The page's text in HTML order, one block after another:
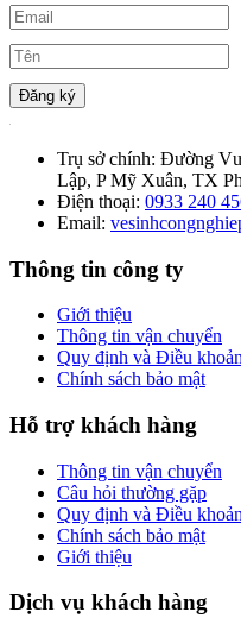
Đăng ký
Trụ sở chính: Đường
Lập, P Mỹ Xuân, TX
Điện thoại: 0933 240
Email:
Thông tin công ty
Giới thiệu
Thông tin vận chuyển
Quy định và Điều khoản
Chính sách bảo mật
Hỗ trợ khách hàng
Thông tin vận chuyển
Câu hỏi thường gặp
Quy định và Điều khoản
Chính sách bảo mật
Giới thiệu
Dịch vụ khách hàng